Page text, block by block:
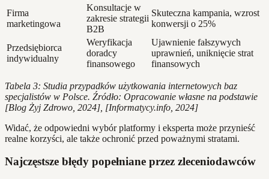
Firma
marketingowa
Konsultacje w
zakresie strategii
B2B
Skuteczna kampania, wzrost
konwersji o 25%
Przedsiębiorca
indywidualny
Weryfikacja
doradcy
finansowego
Ujawnienie fałszywych
uprawnień, uniknięcie strat
finansowych
Tabela 3: Studia przypadków użytkowania internetowych baz
specjalistów w Polsce. Źródło: Opracowanie własne na podstawie
[Blog Żyj Zdrowo, 2024], [Informatycy.info, 2024]
Widać, że odpowiedni wybór platformy i eksperta może przynieść
realne korzyści, ale także ochronić przed poważnymi stratami.
Najczęstsze błędy popełniane przez zleceniodawców